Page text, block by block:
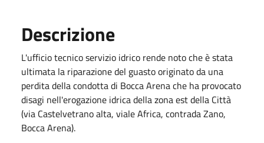
Descrizione
L'ufficio tecnico servizio idrico rende noto che è stata
ultimata la riparazione del guasto originato da una
perdita della condotta di Bocca Arena che ha provocato
disagi nell'erogazione idrica della zona est della Città
(via Castelvetrano alta, viale Africa, contrada Zano,
Bocca Arena).